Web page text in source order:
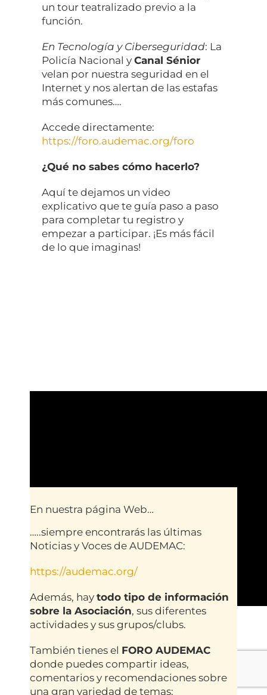
un tour teatralizado previo a la
función.
En Tecnología y Ciberseguridad: La
Policía Nacional y Canal Sénior
velan por nuestra seguridad en el
Internet y nos alertan de las estafas
más comunes….
Accede directamente:
https://foro.audemac.org/foro
¿Qué no sabes cómo hacerlo?
Aquí te dejamos un video
explicativo que te guía paso a paso
para completar tu registro y
empezar a participar. ¡Es más fácil
de lo que imaginas!
En nuestra página Web…
…..siempre encontrarás las últimas
Noticias y Vocesde AUDEMAC:
https://audemac.org/
Además, hay todo tipo de información
sobre la Asociación, sus diferentes
actividades y sus grupos/clubs.
También tienes el FORO AUDEMAC
donde puedes compartir ideas,
comentarios y recomendaciones sobre
una gran variedad de temas: